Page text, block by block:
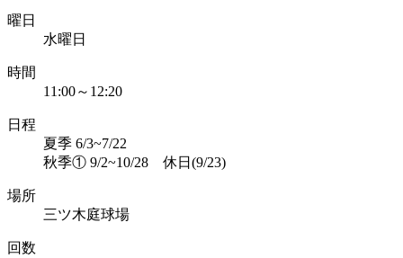
曜日
水曜日
時間
11:00～12:20
日程
夏季 6/3~7/22
秋季① 9/2~10/28 休日(9/23)
場所
三ツ木庭球場
回数